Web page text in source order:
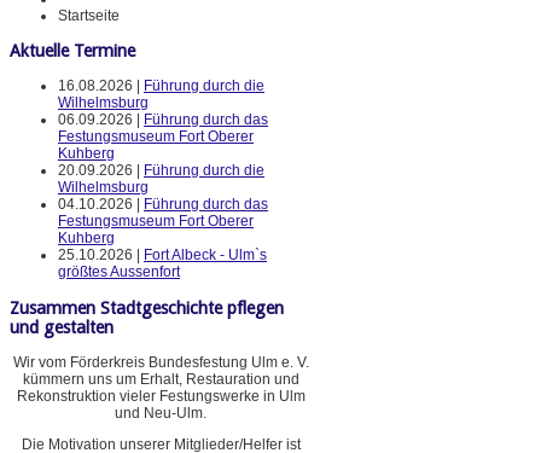
Startseite
Aktuelle Termine
16.08.2026 |
Führung durch die
Wilhelmsburg
06.09.2026 |
Führung durch das
Festungsmuseum Fort Oberer
Kuhberg
20.09.2026 |
Führung durch die
Wilhelmsburg
04.10.2026 |
Führung durch das
Festungsmuseum Fort Oberer
Kuhberg
25.10.2026 |
Fort Albeck - Ulm`s
größtes Aussenfort
Zusammen Stadtgeschichte pflegen
und gestalten
Wir vom Förderkreis Bundesfestung Ulm e. V.
kümmern uns um Erhalt, Restauration und
Rekonstruktion vieler Festungswerke in Ulm
und Neu-Ulm.
Die Motivation unserer Mitglieder/Helfer ist